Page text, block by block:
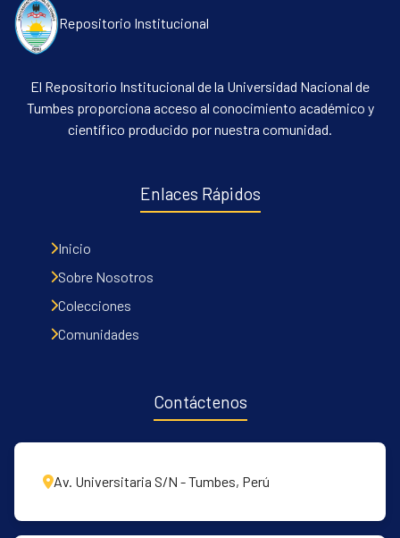
Repositorio Institucional
El Repositorio Institucional de la Universidad Nacional de
Tumbes proporciona acceso al conocimiento académico y
científico producido por nuestra comunidad.
Enlaces Rápidos
Inicio
Sobre Nosotros
Colecciones
Comunidades
Contáctenos
Av. Universitaria S/N - Tumbes, Perú